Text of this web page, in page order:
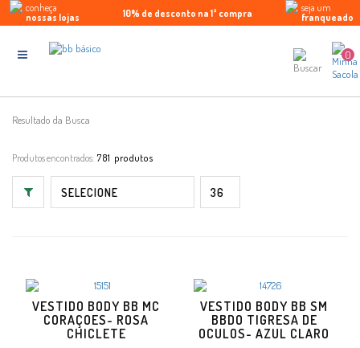
conheça
nossas lojas
10% de desconto na 1ª compra
Enviamos para todo Brasil
Parcele em até 5x sem juros
seja um
franqueado
0
Resultado da Busca
Produtos encontrados: 781
VESTIDO BODY BB MC
CORAÇOES- ROSA
CHICLETE
VESTIDO BODY BB SM
BBDO TIGRESA DE
OCULOS- AZUL CLARO